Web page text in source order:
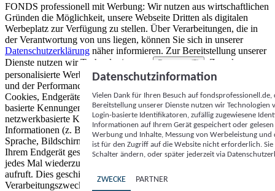
FONDS professionell mit Werbung: Wir nutzen aus wirtschaftlichen
Gründen die Möglichkeit, unsere Webseite Dritten als digitalen
Werbeplatz zur Verfügung zu stellen. Über Verarbeitungen, die in
der Verantwortung von uns liegen, können Sie sich in unserer
Datenschutzerklärung näher informieren. Zur Bereitstellung unserer
Dienste nutzen wir Technologien von
Partnern (5)
. Zwecke:
personalisierte Werbung und Inhalte, Messung von Werbeleistung
und der Performance von Inhalten sowie Zielgruppenforschung.
Cookies, Endgeräte- oder ähnliche Online-Kennungen (z. B. login-
basierte Kennungen, zufällig generierte Kennungen,
netzwerkbasierte Kennungen) können zusammen mit anderen
Informationen (z. B. Browsertyp und Browserinformationen,
Sprache, Bildschirmgröße, unterstützte Technologien usw.) auf
Ihrem Endgerät gespeichert oder von dort ausgelesen werden, um es
jedes Mal wiederzuerkennen, wenn es eine App oder einer Webseite
aufruft. Dies geschieht für einen oder mehrere der hier aufgeführten
Verarbeitungszwecke.
Datenschutzinformation
Vielen Dank für Ihren Besuch auf
Bereitstellung unserer Dienste nutzen wir Technologien
Login-basierte Identifikatoren, zufällig zugewiesene
Informationen auf Ihrem Gerät gespeichert oder
Werbung und Inhalte, Messung von Werbeleistung
ist für den Zugriff auf die Website nicht erforderlich.
Schalter ändern, oder später jederzeit via
ZWECKE PARTNER